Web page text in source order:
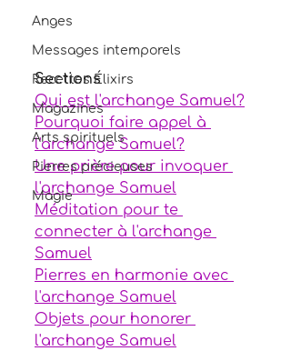
Anges
Messages intemporels
Recettes Élixirs
Magazines
Arts spirituels
Pierres précieuses
Magie
Sections
Qui est l'archange Samuel?
Pourquoi faire appel à
l'archange Samuel?
Une prière pour invoquer
l'archange Samuel
Méditation pour te
connecter à l'archange
Samuel
Pierres en harmonie avec
l'archange Samuel
Objets pour honorer
l'archange Samuel